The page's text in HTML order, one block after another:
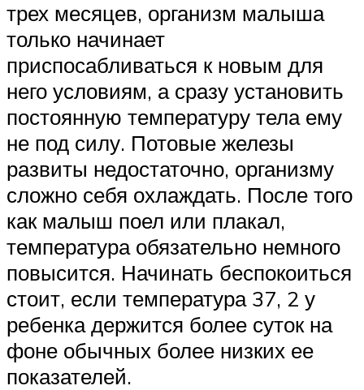
трех месяцев, организм малыша
только начинает
приспосабливаться к новым для
него условиям, а сразу установить
постоянную температуру тела ему
не под силу. Потовые железы
развиты недостаточно, организму
сложно себя охлаждать. После того
как малыш поел или плакал,
температура обязательно немного
повысится. Начинать беспокоиться
стоит, если температура 37, 2 у
ребенка держится более суток на
фоне обычных более низких ее
показателей.